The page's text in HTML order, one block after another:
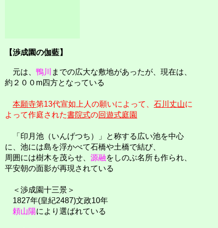
【渉成園の伽藍】
元は、 鴨川
までの広大な敷地があったが、現在は、
約２００m四方となっている
本願寺第13代宣如上人の願いによって、 石川丈山に
よって作庭された書院式の回遊式庭園
「印月池（いんげつち）」と称する広い池を中心
に、池には島を浮かべて石橋や土橋で結び、
周囲には樹木を茂らせ、 源融をしのぶ名所も作られ、
平安朝の面影が再現されている
＜渉成園十三景＞
1827年(皇紀2487)文政10年
頼山陽により選ばれている